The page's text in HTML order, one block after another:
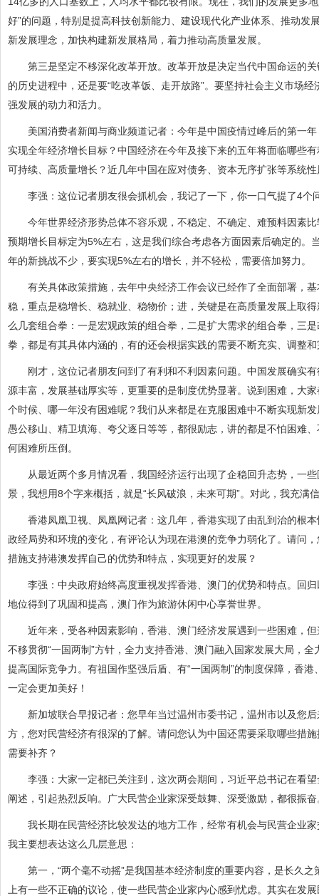
好”的问题，特别是提高科技创新能力、建设现代化产业体系、推动
新发展理念，加快构建新发展格局，着力推动高质量发展。
第三是坚定不移深化改革开放。改革开放是决定当代中国命运的关
的历史进程中，还是要“吃改革饭、走开放路”。要坚持社会主义市场
强发展的动力和活力。
美国消费者新闻与商业频道记者：今年是中国疫情过峰后的第一年
实现全年经济增长目标？中国经济在今年及接下来的五年将面临哪些
可持续、高质量增长？近几年中国在应对债务、资本无序扩张等系统
李强：这位记者朋友很会抓机会，我记了一下，你一口气提了4个
今年世界经济形势总体不容乐观，不稳定、不确定、难预料因素比
预期增长目标定为5%左右，这是我们综合考虑各方面因素后确定的
年的新挑战不少，要实现5%左右的增长，并不轻松，需要倍加努力。
有关具体政策措施，去年中央经济工作会议已经作了全面部署，基
稳，重点是稳增长、稳就业、稳物价；进，关键是在高质量发展上取
么几套组合拳：一是宏观政策的组合拳，二是扩大需求的组合拳，三
拳，都是有其具体内涵的，有的还会根据实践的需要不断充实、调整
刚才，这位记者朋友问到了有利和不利因素问题。中国发展确实有
源丰富，发展基础厚实等，更重要的是制度优势显著。说到困难，大
个时候、哪一年没有困难呢？我们从来都是在克服困难中不断实现新
愚公移山、精卫填海、夸父逐日等等，都很励志，讲的都是不怕困难
何困难所压倒。
从最近两个多月情况看，我国经济运行出现了企稳回升态势，一些
景，我想用8个字来概括，就是“长风破浪，未来可期”。对此，我充满
香港凤凰卫视、凤凰网记者：这几年，香港实现了由乱到治的根本
政经局势和环境的变化，有评论认为现在港澳的竞争力弱化了。请问
措施支持港澳发挥自己的优势和特点，实现更好的发展？
李强：中央政府始终高度重视发挥香港、澳门的优势和特点。回归
地位得到了巩固和提高，澳门作为旅游休闲中心享誉世界。
近年来，受各种因素影响，香港、澳门经济发展遇到一些困难，但
不移贯彻“一国两制”方针，全力支持香港、澳门融入国家发展大局，
提高国际竞争力。有祖国作坚强后盾、有“一国两制”的制度保障，香
一定会更加美好！
新加坡联合早报记者：您早年当过温州市委书记，温州市以及您后
方，您对民营经济有很深的了解。请问您认为中国还需要采取哪些措
需要补齐？
李强：大家一定都已关注到，这次两会期间，习近平总书记在看望
阐述，引起热烈反响。广大民营企业家深受鼓舞、深受激励，都很振奋
我长期在民营经济比较发达的地方工作，经常有机会与民营企业家
我主要想表达这么几层意思：
第一，“两个毫不动摇”是我国基本经济制度的重要内容，是长久之
上有一些不正确的议论，使一些民营企业家内心感到忧虑。其实在发